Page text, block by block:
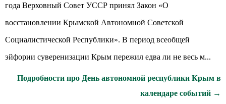
года Верховный Совет УССР принял Закон «О
восстановлении Крымской Автономной Советской
Социалистической Республики». В период всеобщей
эйфории суверенизации Крым пережил едва ли не весь м...
Подробности про День автономной республики Крым в
календаре событий →